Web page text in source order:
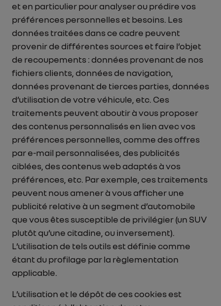
et en particulier pour analyser ou prédire vos
préférences personnelles et besoins. Les
données traitées dans ce cadre peuvent
provenir de différentes sources et faire l’objet
de recoupements : données provenant de nos
fichiers clients, données de navigation,
données provenant de tierces parties, données
d’utilisation de votre véhicule, etc. Ces
traitements peuvent aboutir à vous proposer
des contenus personnalisés en lien avec vos
préférences personnelles, comme des offres
par e-mail personnalisées, des publicités
ciblées, des contenus web adaptés à vos
préférences, etc. Par exemple, ces traitements
peuvent nous amener à vous afficher une
publicité relative à un segment d’automobile
que vous êtes susceptible de privilégier (un SUV
plutôt qu’une citadine, ou inversement).
L’utilisation de tels outils est définie comme
étant du profilage par la règlementation
applicable.
L’utilisation et le dépôt de ces cookies est